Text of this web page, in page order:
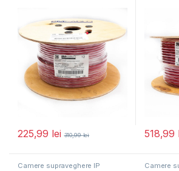
225,99 lei 310,99lei 518,99
Camere supraveghere IP Camere